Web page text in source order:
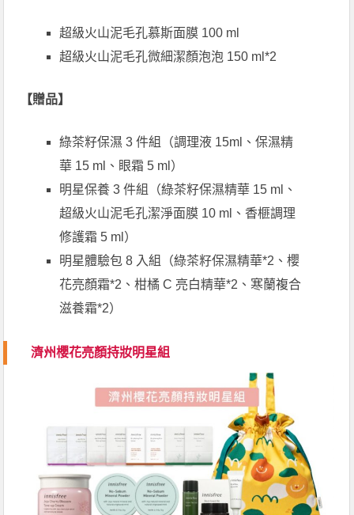
超級火山泥毛孔慕斯面膜 100 ml
超級火山泥毛孔微細潔顏泡泡 150 ml*2
【贈品】
綠茶籽保濕 3 件組（調理液 15ml、保濕精
華 15 ml、眼霜 5 ml）
明星保養 3 件組（綠茶籽保濕精華 15 ml、
超級火山泥毛孔潔淨面膜 10 ml、香榧調理
修護霜 5 ml）
明星體驗包 8 入組（綠茶籽保濕精華*2、櫻
花亮顏霜*2、柑橘 C 亮白精華*2、寒蘭複合
滋養霜*2）
濟州櫻花亮顏持妝明星組